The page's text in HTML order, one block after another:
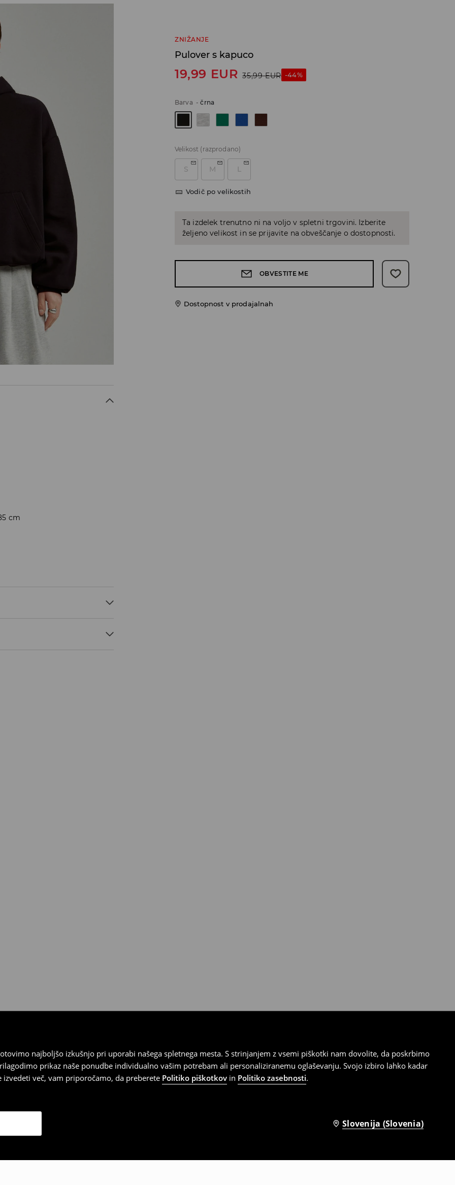
najboljšo izkušnjo pri uporabi našega spletnega mesta. S strinjanjem z vsemi piškotki nam dovolite, da poskrbimo
prikaz naše ponudbe individualno vašim potrebam ali personaliziranemu oglaševanju. Svojo izbiro lahko kadar
več, vam priporočamo, da preberete Politiko piškotkov in Politiko zasebnosti.
Slovenija (Slovenia)
ZNIŽANJE
Pulover s kapuco
19,99 EUR 35,99 EUR -44%
Barva -črna
Velikost (razprodano)
S M L
Vodič po velikostih
Ta izdelek trenutno ni na voljo v spletni trgovini. Izberite
željeno velikost in se prijavite na obveščanje o dostopnosti.
OBVESTITE ME
Dostopnost v prodajalnah
cm
OBIČAJEN POSTOPEK